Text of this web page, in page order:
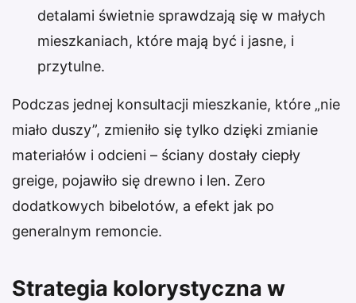
detalami świetnie sprawdzają się w małych
mieszkaniach, które mają być i jasne, i
przytulne.
Podczas jednej konsultacji mieszkanie, które „nie
miało duszy”, zmieniło się tylko dzięki zmianie
materiałów i odcieni – ściany dostały ciepły
greige, pojawiło się drewno i len. Zero
dodatkowych bibelotów, a efekt jak po
generalnym remoncie.
Strategia kolorystyczna w